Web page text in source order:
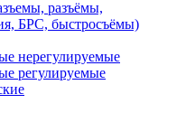
разъёмы,
БРС, быстросъёмы)
нерегулируемые
регулируемые